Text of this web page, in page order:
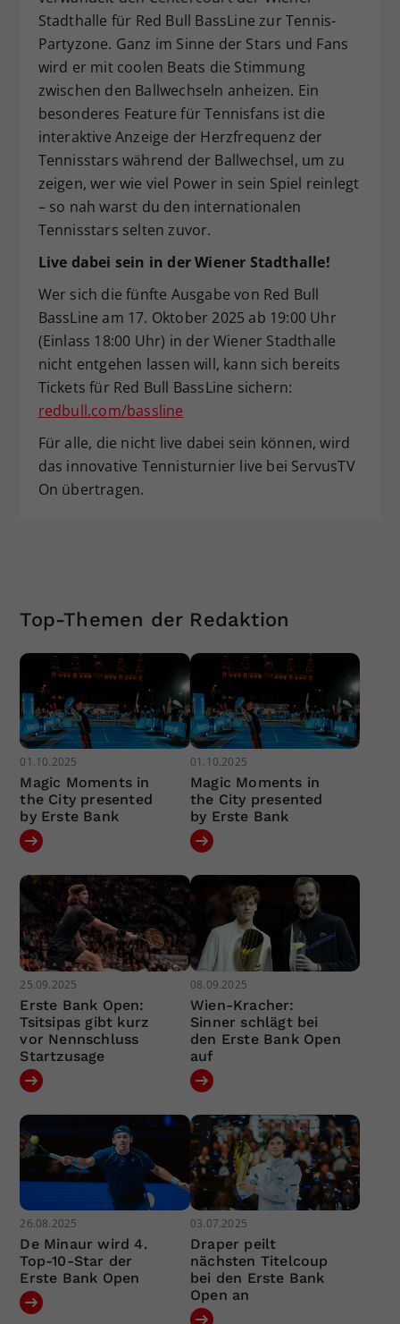
Stadthalle für Red Bull BassLine zur Tennis-
Partyzone. Ganz im Sinne der Stars und Fans
wird er mit coolen Beats die Stimmung
zwischen den Ballwechseln anheizen. Ein
besonderes Feature für Tennisfans ist die
interaktive Anzeige der Herzfrequenz der
Tennisstars während der Ballwechsel, um zu
zeigen, wer wie viel Power in sein Spiel reinlegt
– so nah warst du den internationalen
Tennisstars selten zuvor.
Live dabei sein in der Wiener Stadthalle!
Wer sich die fünfte Ausgabe von Red Bull
BassLine am 17. Oktober 2025 ab 19:00 Uhr
(Einlass 18:00 Uhr) in der Wiener Stadthalle
nicht entgehen lassen will, kann sich bereits
Tickets für Red Bull BassLine sichern:
redbull.com/bassline
Für alle, die nicht live dabei sein können, wird
das innovative Tennisturnier live bei ServusTV
On übertragen.
Top-Themen der Redaktion
01.10.2025
Magic Moments in
the City presented
by Erste Bank
01.10.2025
Magic Moments in
the City presented
by Erste Bank
25.09.2025
Erste Bank Open:
Tsitsipas gibt kurz
vor Nennschluss
Startzusage
08.09.2025
Wien-Kracher:
Sinner schlägt bei
den Erste Bank Open
auf
26.08.2025
De Minaur wird 4.
Top-10-Star der
Erste Bank Open
03.07.2025
Draper peilt
nächsten Titelcoup
bei den Erste Bank
Open an